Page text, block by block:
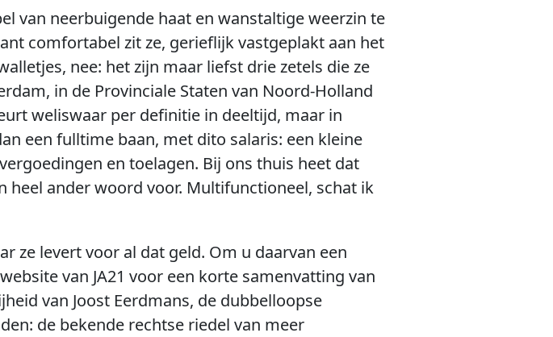
van neerbuigende haat en wanstaltige weerzin te
comfortabel zit ze, gerieflijk vastgeplakt aan het
nee: het zijn maar liefst drie zetels die ze
in de Provinciale Staten van Noord-Holland
weliswaar per definitie in deeltijd, maar in
een fulltime baan, met dito salaris: een kleine
en toelagen. Bij ons thuis heet dat
heel ander woord voor. Multifunctioneel, schat ik
ze levert voor al dat geld. Om u daarvan een
van JA21 voor een korte samenvatting van
van Joost Eerdmans, de dubbelloopse
de bekende rechtse riedel van meer